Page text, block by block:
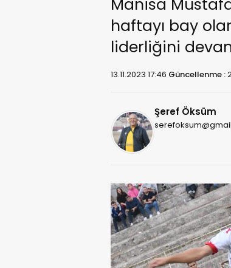
Manisa
haftayı bay
liderliğini
13.11.2023 17:46 Güncellenme :
Şeref Öksüm